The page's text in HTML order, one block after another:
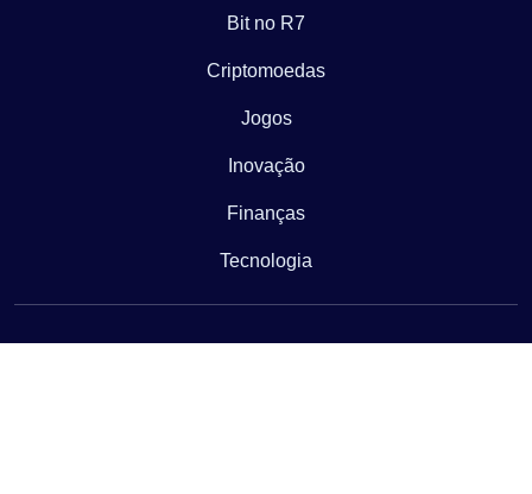
Bit no R7
Criptomoedas
Jogos
Inovação
Finanças
Tecnologia